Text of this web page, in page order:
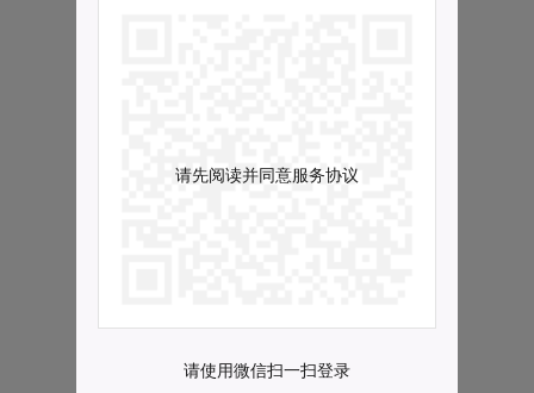
请先阅读并同意服务协议
请使用微信扫一扫登录